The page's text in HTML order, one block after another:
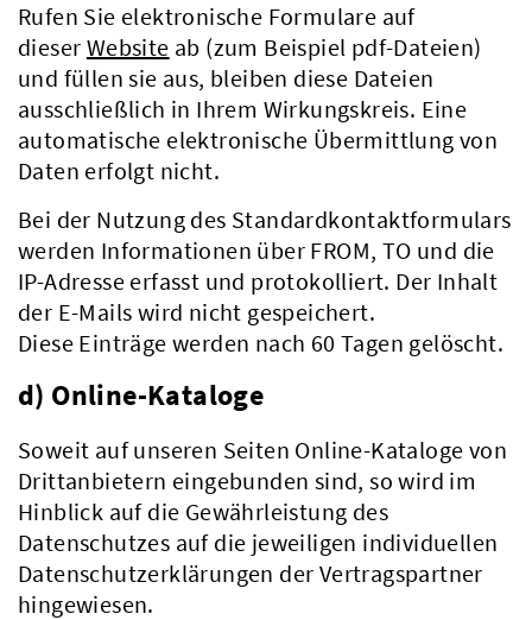
Verwaltung
Rufen Sie elektronische Formulare auf
dieser Website ab (zum Beispiel pdf-Dateien)
und füllen sie aus, bleiben diese Dateien
ausschließlich in Ihrem Wirkungskreis. Eine
automatische elektronische Übermittlung von
Daten erfolgt nicht.
Bei der Nutzung des Standardkontaktformulars
werden Informationen über FROM, TO und die
IP-Adresse erfasst und protokolliert. Der Inhalt
der E-Mails wird nicht gespeichert.
Diese Einträge werden nach 60 Tagen gelöscht.
d) Online-Kataloge
Soweit auf unseren Seiten Online-Kataloge von
Drittanbietern eingebunden sind, so wird im
Hinblick auf die Gewährleistung des
Datenschutzes auf die jeweiligen individuellen
Datenschutzerklärungen der Vertragspartner
hingewiesen.